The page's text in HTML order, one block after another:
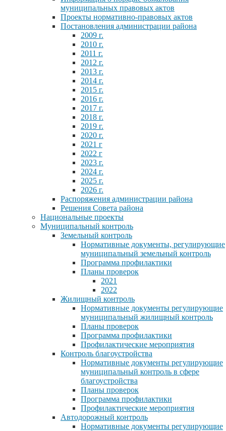
муниципальных правовых актов
Проекты нормативно-правовых актов
Постановления администрации района
2009 г.
2010 г.
2011 г.
2012 г.
2013 г.
2014 г.
2015 г.
2016 г.
2017 г.
2018 г.
2019 г.
2020 г.
2021 г
2022 г
2023 г.
2024 г.
2025 г.
2026 г.
Распоряжения администрации района
Решения Совета района
Национальные проекты
Муниципальный контроль
Земельный контроль
Нормативные документы, регулирующие
муниципальный земельный контроль
Программа профилактики
Планы проверок
2021
2022
Жилищный контроль
Нормативные документы регулирующие
муниципальный жилищный контроль
Планы проверок
Программа профилактики
Профилактические мероприятия
Контроль благоустройства
Нормативные документы регулирующие
муниципальный контроль в сфере
благоустройства
Планы проверок
Программа профилактики
Профилактические мероприятия
Автодорожный контроль
Нормативные документы регулирующие